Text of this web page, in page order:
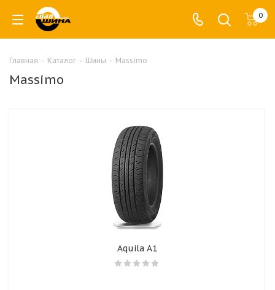
0
Главная - Каталог - Шины - Massimo
Massimo
Aquila A1